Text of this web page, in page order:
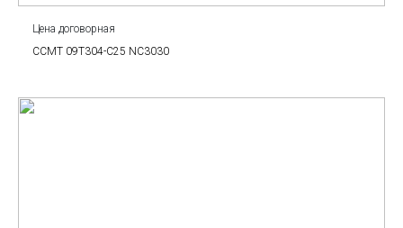
Цена договорная
CCMT 09T304-C25 NC3030